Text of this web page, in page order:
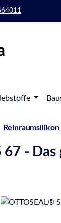
Reinraumsilikon
67 -